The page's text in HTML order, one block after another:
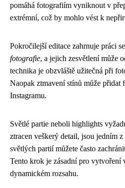
pomáhá fotografiím vyniknout v
extrémní, což by mohlo vést k
Pokročilejší editace zahrnuje práci
fotografie, a jejich zesvětlení může
technika je obzvláště užitečná při
Naopak ztmavení stínů může přidat
Instagramu.
Světlé partie neboli highlights
ztracen veškerý detail, jsou jedním
světlých partií můžete často
Tento krok je zásadní pro vytvoření
dynamickém rozsahu.